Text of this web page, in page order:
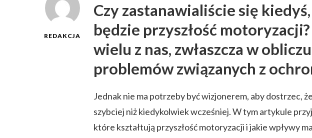
REDAKCJA
Czy zastanawialiście się
będzie przyszłość
wielu z nas, zwłaszcza w
problemów związanych z
Jednak nie ma potrzeby być wizjonerem, aby dostrzec,
szybciej niż kiedykolwiek wcześniej. W tym artykule
które kształtują przyszłość motoryzacji i jakie wpływy